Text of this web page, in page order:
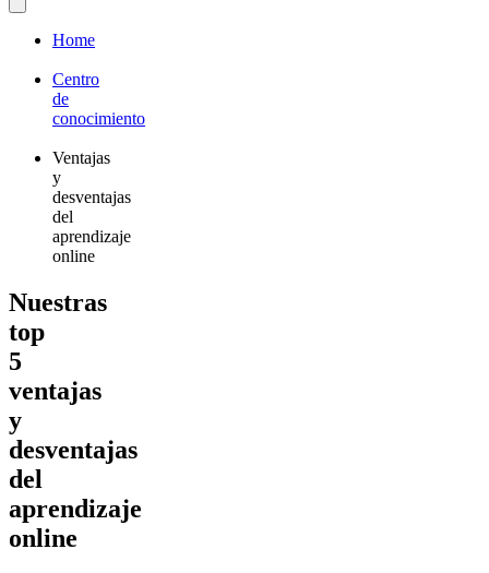
Home
Centro
de
conocimiento
Ventajas
y
desventajas
del
aprendizaje
online
Nuestras
top
5
ventajas
y
desventajas
del
aprendizaje
online